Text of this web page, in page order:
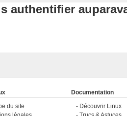
authentifier
du site
Documentation
Découvrir Linux